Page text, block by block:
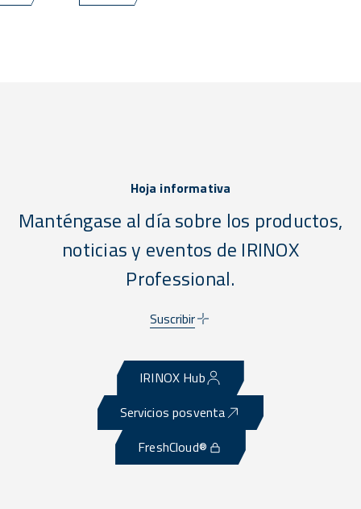
Hoja informativa
Manténgase al día sobre los productos,
noticias y eventos de IRINOX
Professional.
Suscribir
IRINOX Hub
Servicios posventa
FreshCloud®